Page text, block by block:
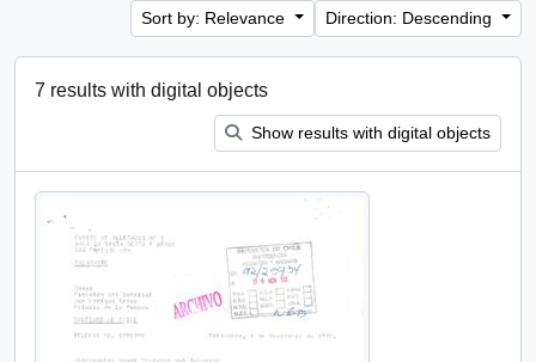
Sort by: Relevance
Direction: Descending
7 results with digital objects
Show results with digital objects